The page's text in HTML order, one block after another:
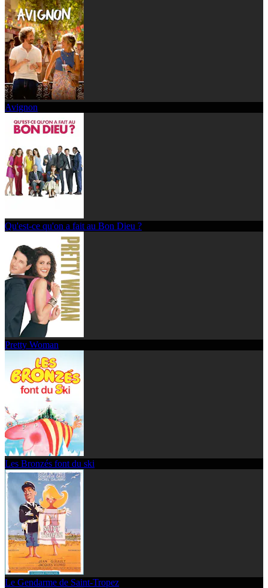
Avignon
Qu'est-ce qu'on a fait au Bon Dieu ?
Pretty Woman
Les Bronzés font du ski
Le Gendarme de Saint-Tropez